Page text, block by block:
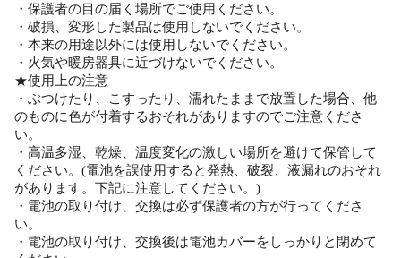
・保護者の目の届く場所でご使用ください。
・破損、変形した製品は使用しないでください。
・本来の用途以外には使用しないでください。
・火気や暖房器具に近づけないでください。
★使用上の注意
・ぶつけたり、こすったり、濡れたままで放置した場合、他
のものに色が付着するおそれがありますのでご注意くださ
い。
・高温多湿、乾燥、温度変化の激しい場所を避けて保管して
ください。(電池を誤使用すると発熱、破裂、液漏れのおそれ
があります。下記に注意してください。)
・電池の取り付け、交換は必ず保護者の方が行ってくださ
い。
・電池の取り付け、交換後は電池カバーをしっかりと閉めて